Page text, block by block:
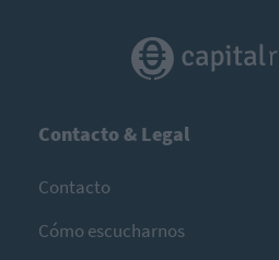
Contacto & Legal
Contacto
Cómo escucharnos